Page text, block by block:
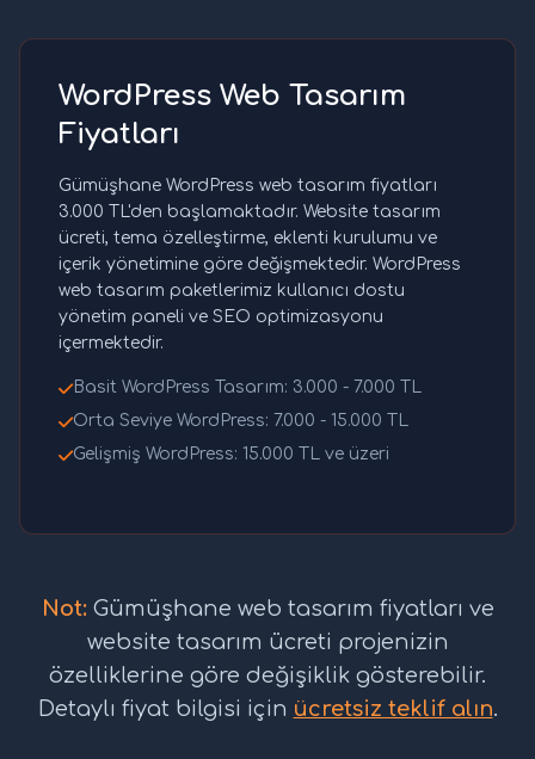
WordPress Web Tasarım
Fiyatları
Gümüşhane WordPress web tasarım fiyatları
3.000 TL'den başlamaktadır. Website tasarım
ücreti, tema özelleştirme, eklenti kurulumu ve
içerik yönetimine göre değişmektedir. WordPress
web tasarım paketlerimiz kullanıcı dostu
yönetim paneli ve SEO optimizasyonu
içermektedir.
Basit WordPress Tasarım: 3.000 - 7.000 TL
Orta Seviye WordPress: 7.000 - 15.000 TL
Gelişmiş WordPress: 15.000 TL ve üzeri
Not:Gümüşhane web tasarım fiyatları ve
website tasarım ücreti projenizin
özelliklerine göre değişiklik gösterebilir.
Detaylı fiyat bilgisi için ücretsiz teklif alın.